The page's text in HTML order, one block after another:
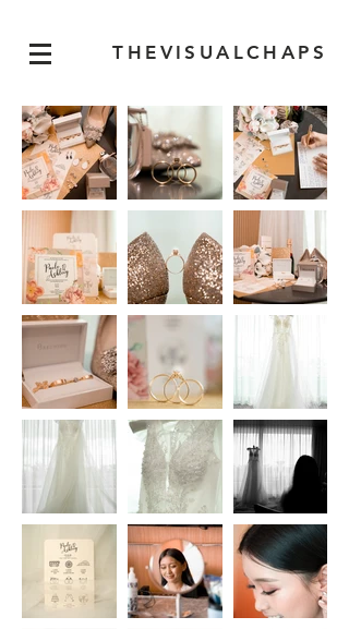
THEVISUALCHAPS